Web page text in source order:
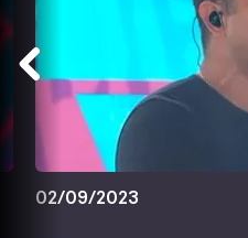
02/09/2023